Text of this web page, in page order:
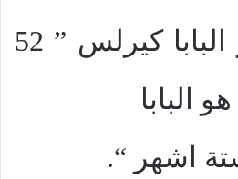
المرقسى هو البابا كيرلس ” 52
البابا
اشهر “.